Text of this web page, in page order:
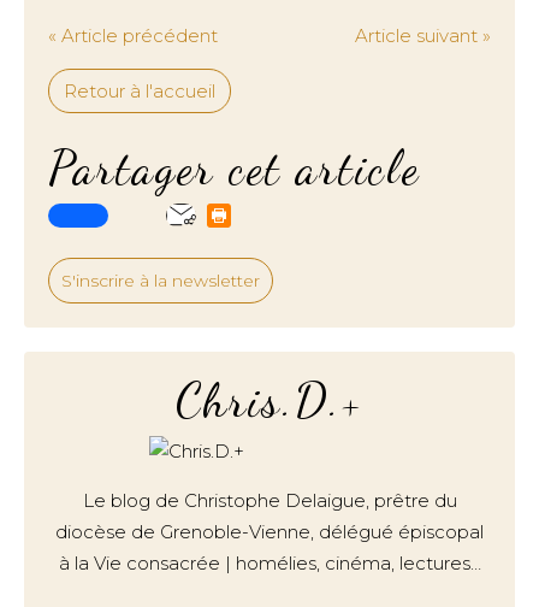
« Article précédent Article suivant »
Retour à l'accueil
Partager cet article
S'inscrire à la newsletter
Chris.D.+
Le blog de Christophe Delaigue, prêtre du
diocèse de Grenoble-Vienne, délégué épiscopal
à la Vie consacrée | homélies, cinéma, lectures…